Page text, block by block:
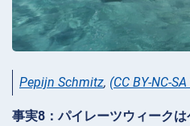
Pepijn Schmitz, (CC BY-NC-
事実8：パイレーツウィーク